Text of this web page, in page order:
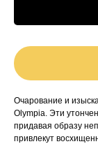
Очарование и
Olympia. Эти
придавая образу
привлекут